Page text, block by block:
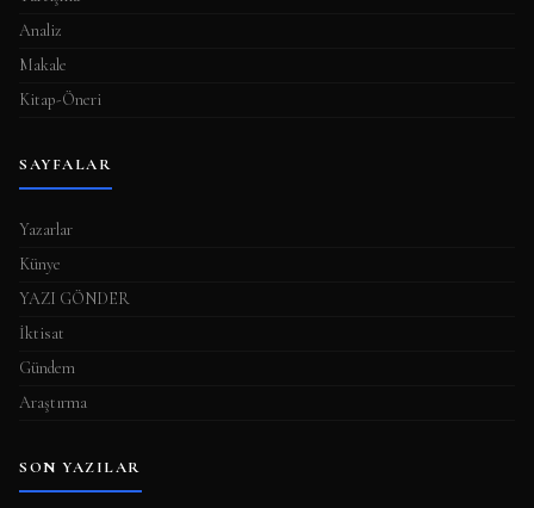
Analiz
Makale
Kitap-Öneri
SAYFALAR
Yazarlar
Künye
YAZI GÖNDER
İktisat
Gündem
Araştırma
SON YAZILAR